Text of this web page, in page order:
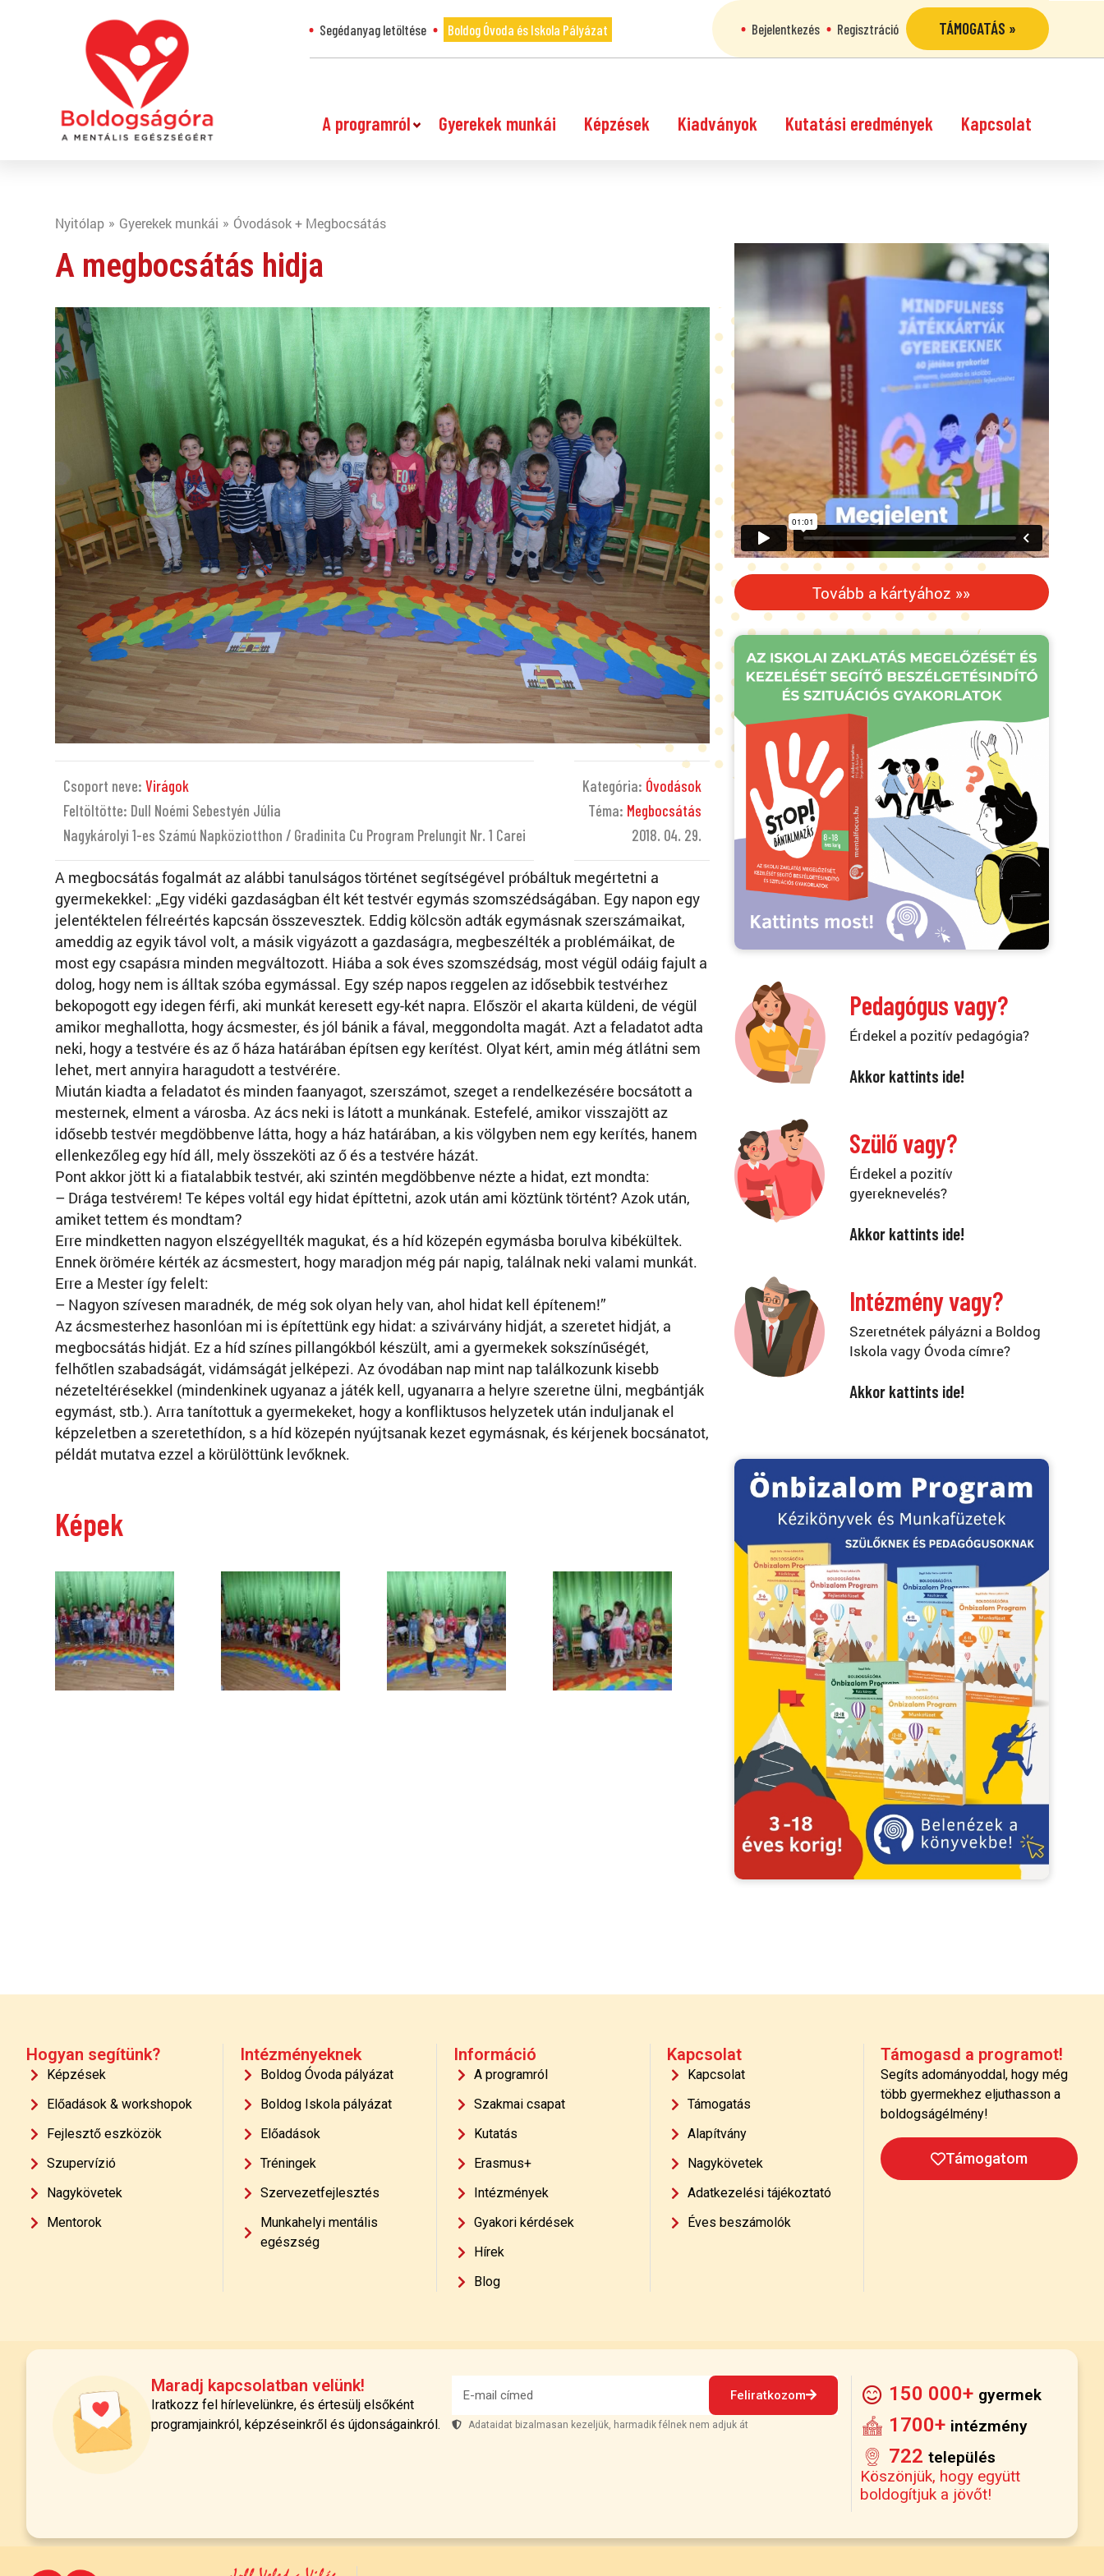
Segédanyag letöltése Boldog Óvoda és Iskola Pályázat Bejelentkezés Regisztráció TÁMOGATÁS »
A programról Gyerekek munkái Képzések Kiadványok Kutatási eredmények Kapcsolat
Nyitólap Gyerekek munkái Óvodások + Megbocsátás
A megbocsátás hidja
Csoport neve: Virágok
Feltöltötte: Dull Noémi Sebestyén Júlia
Nagykárolyi 1-es Számú Napköziotthon / Gradinita Cu Program Prelungit Nr. 1 Carei
Kategória: Óvodások
Téma: Megbocsátás
2018. 04. 29.
A megbocsátás fogalmát az alábbi tanulságos történet segítségével próbáltuk megértetni a
gyermekekkel: „Egy vidéki gazdaságban élt két testvér egymás szomszédságában. Egy napon egy
jelentéktelen félreértés kapcsán összevesztek. Eddig kölcsön adták egymásnak szerszámaikat,
ameddig az egyik távol volt, a másik vigyázott a gazdaságra, megbeszélték a problémáikat, de
most egy csapásra minden megváltozott. Hiába a sok éves szomszédság, most végül odáig fajult a
dolog, hogy nem is álltak szóba egymással. Egy szép napos reggelen az idősebbik testvérhez
bekopogott egy idegen férfi, aki munkát keresett egy-két napra. Először el akarta küldeni, de végül
amikor meghallotta, hogy ácsmester, és jól bánik a fával, meggondolta magát. Azt a feladatot adta
neki, hogy a testvére és az ő háza határában építsen egy kerítést. Olyat kért, amin még átlátni sem
lehet, mert annyira haragudott a testvérére.
Miután kiadta a feladatot és minden faanyagot, szerszámot, szeget a rendelkezésére bocsátott a
mesternek, elment a városba. Az ács neki is látott a munkának. Estefelé, amikor visszajött az
idősebb testvér megdöbbenve látta, hogy a ház határában, a kis völgyben nem egy kerítés, hanem
ellenkezőleg egy híd áll, mely összeköti az ő és a testvére házát.
Pont akkor jött ki a fiatalabbik testvér, aki szintén megdöbbenve nézte a hidat, ezt mondta:
– Drága testvérem! Te képes voltál egy hidat építtetni, azok után ami köztünk történt? Azok után,
amiket tettem és mondtam?
Erre mindketten nagyon elszégyellték magukat, és a híd közepén egymásba borulva kibékültek.
Ennek örömére kérték az ácsmestert, hogy maradjon még pár napig, találnak neki valami munkát.
Erre a Mester így felelt:
– Nagyon szívesen maradnék, de még sok olyan hely van, ahol hidat kell építenem!”
Az ácsmesterhez hasonlóan mi is építettünk egy hidat: a szivárvány hidját, a szeretet hidját, a
megbocsátás hidját. Ez a híd színes pillangókból készült, ami a gyermekek sokszínűségét,
felhőtlen szabadságát, vidámságát jelképezi. Az óvodában nap mint nap találkozunk kisebb
nézeteltérésekkel (mindenkinek ugyanaz a játék kell, ugyanarra a helyre szeretne ülni, megbántják
egymást, stb.). Arra tanítottuk a gyermekeket, hogy a konfliktusos helyzetek után induljanak el
képzeletben a szeretethídon, s a híd közepén nyújtsanak kezet egymásnak, és kérjenek bocsánatot,
példát mutatva ezzel a körülöttünk levőknek.
Képek
Tovább a kártyához »»
Pedagógus vagy?
Érdekel a pozitív pedagógia?
Akkor kattints ide!
Szülő vagy?
Érdekel a pozitív
gyereknevelés?
Akkor kattints ide!
Intézmény vagy?
Szeretnétek pályázni a Boldog
Iskola vagy Óvoda címre?
Akkor kattints ide!
Hogyan segítünk?
Képzések
Előadások & workshopok
Fejlesztő eszközök
Szupervízió
Nagykövetek
Mentorok
Intézményeknek
Boldog Óvoda pályázat
Boldog Iskola pályázat
Előadások
Tréningek
Szervezetfejlesztés
Munkahelyi mentális
egészség
Információ
A programról
Szakmai csapat
Kutatás
Erasmus+
Intézmények
Gyakori kérdések
Hírek
Blog
Kapcsolat
Kapcsolat
Támogatás
Alapítvány
Nagykövetek
Adatkezelési tájékoztató
Éves beszámolók
Támogasd a programot!
Segíts adományoddal, hogy még
több gyermekhez eljuthasson a
boldogságélmény!
Támogatom
Maradj kapcsolatban velünk!
Iratkozz fel hírlevelünkre, és értesülj elsőként
programjainkról, képzéseinkről és újdonságainkról.
Feliratkozom
Adataidat bizalmasan kezeljük, harmadik félnek nem adjuk át
150 000+ gyermek
1700+ intézmény
722 település
Köszönjük, hogy együtt
boldogítjuk a jövőt!